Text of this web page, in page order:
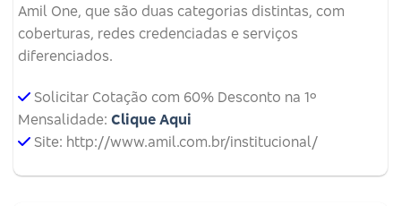
Amil One, que são duas categorias distintas, com
coberturas, redes credenciadas e serviços
diferenciados.
Solicitar Cotação com 60% Desconto na 1º
Mensalidade: Clique Aqui
Site: http://www.amil.com.br/institucional/